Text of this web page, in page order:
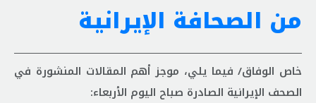
من الصحافة الإيرانية
خاص الوفاق/ فيما يلي، موجز أهم المقالات المنشورة في
الصحف الإيرانية الصادرة صباح اليوم الأربعاء: